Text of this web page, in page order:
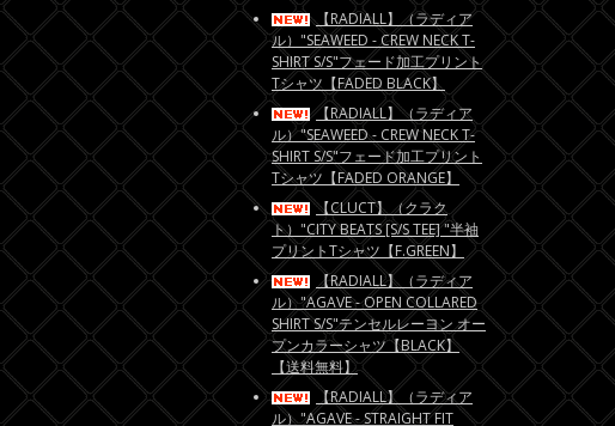
【RADIALL】（ラディア
ル）"SEAWEED - CREW NECK T-
SHIRT S/S"フェード加工プリント
Tシャツ【FADED BLACK】
【RADIALL】（ラディア
ル）"SEAWEED - CREW NECK T-
SHIRT S/S"フェード加工プリント
Tシャツ【FADED ORANGE】
【CLUCT】（クラク
ト）"CITY BEATS [S/S TEE] "半袖
プリントTシャツ【F.GREEN】
【RADIALL】（ラディア
ル）"AGAVE - OPEN COLLARED
SHIRT S/S"テンセルレーヨン オー
プンカラーシャツ【BLACK】
【送料無料】
【RADIALL】（ラディア
ル）"AGAVE - STRAIGHT FIT